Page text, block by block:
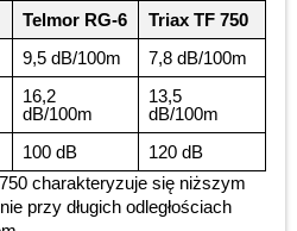
Telmor RG-6
Triax TF 750
9,5 dB/100m
7,8 dB/100m
16,2
dB/100m
13,5
dB/100m
100 dB
120 dB
charakteryzuje się niższym
przy długich odległościach